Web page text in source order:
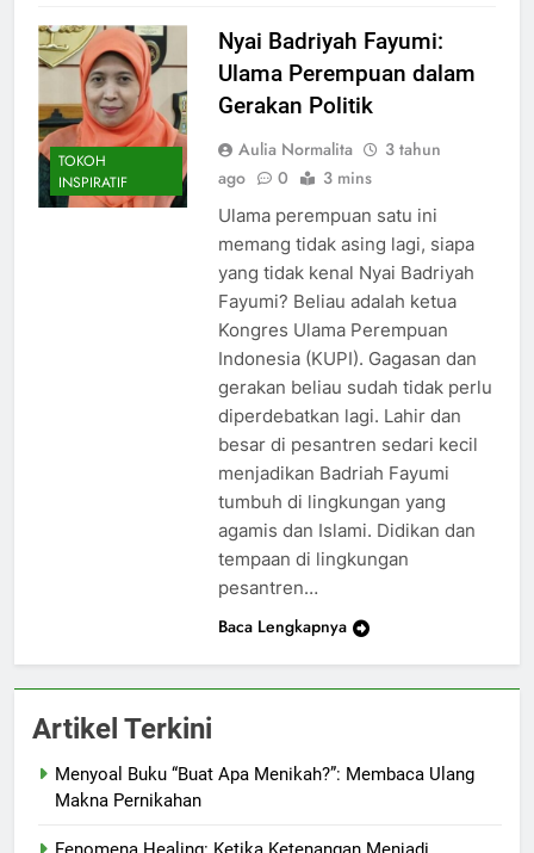
TOKOH
INSPIRATIF
Nyai Badriyah Fayumi:
Ulama Perempuan dalam
Gerakan Politik
Aulia Normalita
3 tahun
ago
0 3 mins
Ulama perempuan satu ini
memang tidak asing lagi, siapa
yang tidak kenal Nyai Badriyah
Fayumi? Beliau adalah ketua
Kongres Ulama Perempuan
Indonesia (KUPI). Gagasan dan
gerakan beliau sudah tidak perlu
diperdebatkan lagi. Lahir dan
besar di pesantren sedari kecil
menjadikan Badriah Fayumi
tumbuh di lingkungan yang
agamis dan Islami. Didikan dan
tempaan di lingkungan
pesantren…
Baca Lengkapnya
Artikel Terkini
Menyoal Buku “Buat Apa Menikah?”: Membaca Ulang
Makna Pernikahan